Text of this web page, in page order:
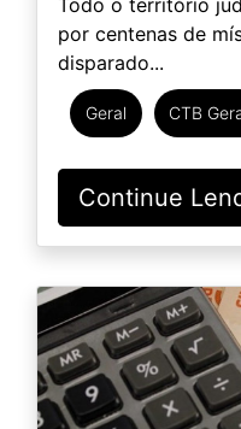
Todo o território
por centenas de
disparado...
Geral CTB
Continue